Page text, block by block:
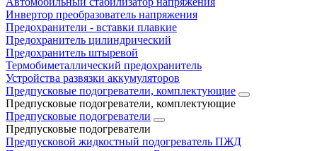
Инвертор преобразователь напряжения
Предохранители - вставки плавкие
Предохранитель цилиндрический
Предохранитель штыревой
Термобиметаллический предохранитель
Устройства развязки аккумуляторов
Предпусковые подогреватели, комплектующие
Предпусковые подогреватели, комплектующие
Предпусковые подогреватели
Предпусковые подогреватели
Предпусковой жидкостный подогреватель ПЖД